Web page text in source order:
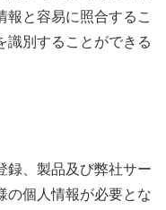
報と容易に照合するこ
識別することができる
録、製品及び弊社サー
の個人情報が必要とな